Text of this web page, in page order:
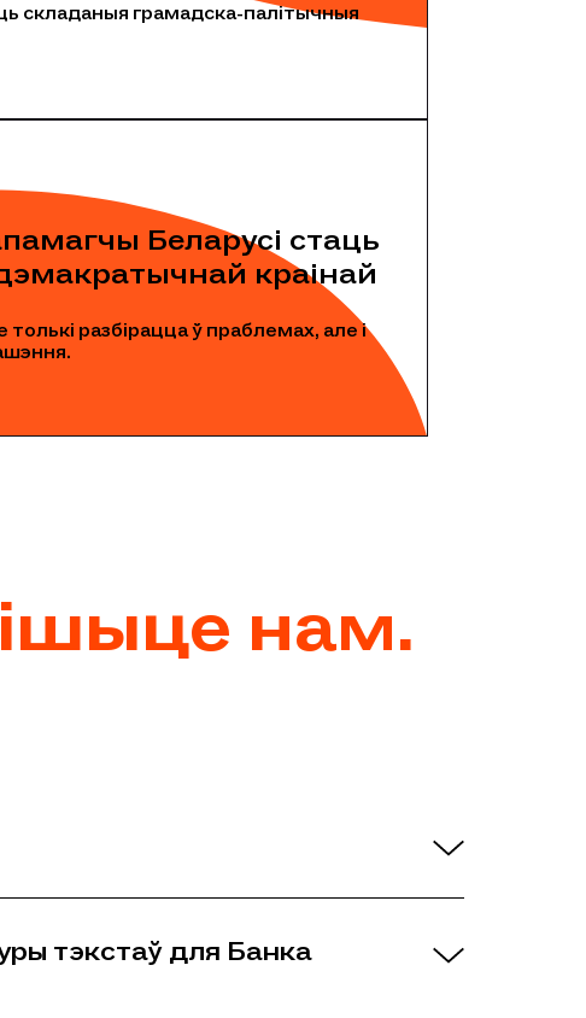
складаныя грамадска-палітычныя
Беларусі стаць
краінай
разбірацца ў праблемах, але і
нам.
тэкстаў для Банка